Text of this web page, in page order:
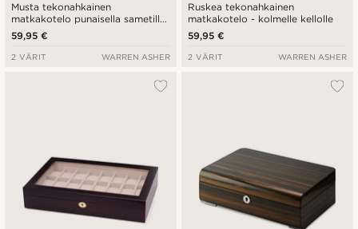
Musta tekonahkainen
matkakotelo punaisella sametilla
- 3 kellolle
59,95 €
2 VÄRIT WARREN ASHER
Ruskea tekonahkainen
matkakotelo - kolmelle kellolle
59,95 €
2 VÄRIT WARREN ASHER